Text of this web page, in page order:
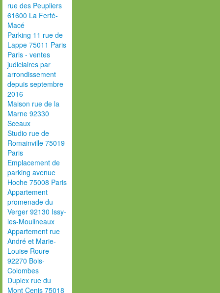
rue des Peupliers
61600 La Ferté-
Macé
Parking 11 rue de
Lappe 75011 Paris
Paris - ventes
judiciaires par
arrondissement
depuis septembre
2016
Maison rue de la
Marne 92330
Sceaux
Studio rue de
Romainville 75019
Paris
Emplacement de
parking avenue
Hoche 75008 Paris
Appartement
promenade du
Verger 92130 Issy-
les-Moulineaux
Appartement rue
André et Marie-
Louise Roure
92270 Bois-
Colombes
Duplex rue du
Mont Cenis 75018